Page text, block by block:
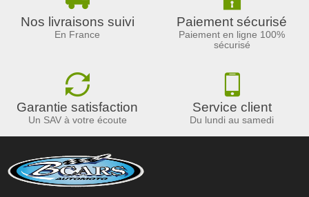
Nos livraisons suivi
En France
Paiement sécurisé
Paiement en ligne 100%
sécurisé
Garantie satisfaction
Un SAV à votre écoute
Service client
Du lundi au samedi